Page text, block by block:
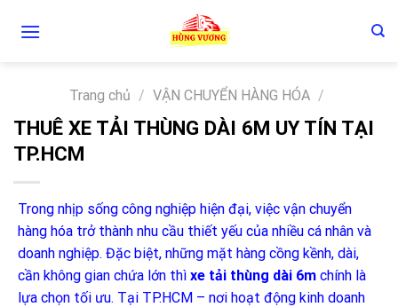
Trang chủ / VẬN CHUYỂN HÀNG HÓA /
THUÊ XE TẢI THÙNG DÀI 6M UY TÍN TẠI
TP.HCM
Trong nhịp sống công nghiệp hiện đại, việc vận chuyển
hàng hóa trở thành nhu cầu thiết yếu của nhiều cá nhân và
doanh nghiệp. Đặc biệt, những mặt hàng cồng kềnh, dài,
cần không gian chứa lớn thì xe tải thùng dài 6m chính là
lựa chọn tối ưu. Tại TP.HCM – nơi hoạt động kinh doanh